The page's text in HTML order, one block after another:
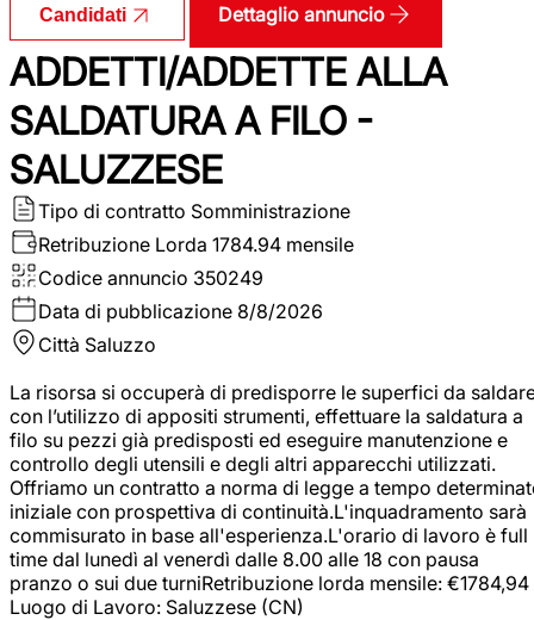
Candidati Dettaglio annuncio
ADDETTI/ADDETTE ALLA
SALDATURA A FILO -
SALUZZESE
Tipo di contratto Somministrazione
Retribuzione Lorda 1784.94 mensile
Codice annuncio 350249
Data di pubblicazione 8/8/2026
Città Saluzzo
La risorsa si occuperà di predisporre le superfici da
con l’utilizzo di appositi strumenti, effettuare la saldatura a
filo su pezzi già predisposti ed eseguire manutenzione e
controllo degli utensili e degli altri apparecchi utilizzati.
Offriamo un contratto a norma di legge a tempo
iniziale con prospettiva di continuità.L'inquadramento sarà
commisurato in base all'esperienza.L'orario di lavoro è full
time dal lunedì al venerdì dalle 8.00 alle 18 con pausa
pranzo o sui due turniRetribuzione lorda mensile: €1784,94
Luogo di Lavoro: Saluzzese (CN)